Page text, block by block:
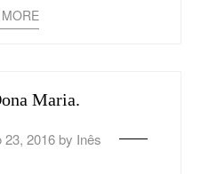
Maria.
23, 2016 by Inês